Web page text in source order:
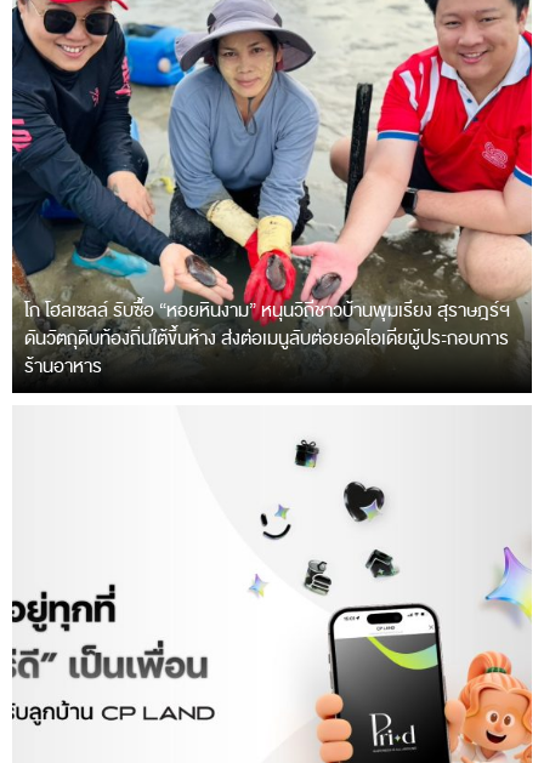
โก โฮลเซลล์ รับซื้อ “หอยหินงาม” หนุนวิถีชาวบ้านพุมเรียง สุราษฎร์ฯ
ดันวัตถุดิบท้องถิ่นใต้ขึ้นห้าง ส่งต่อเมนูลับต่อยอดไอเดียผู้ประกอบการ
ร้านอาหาร